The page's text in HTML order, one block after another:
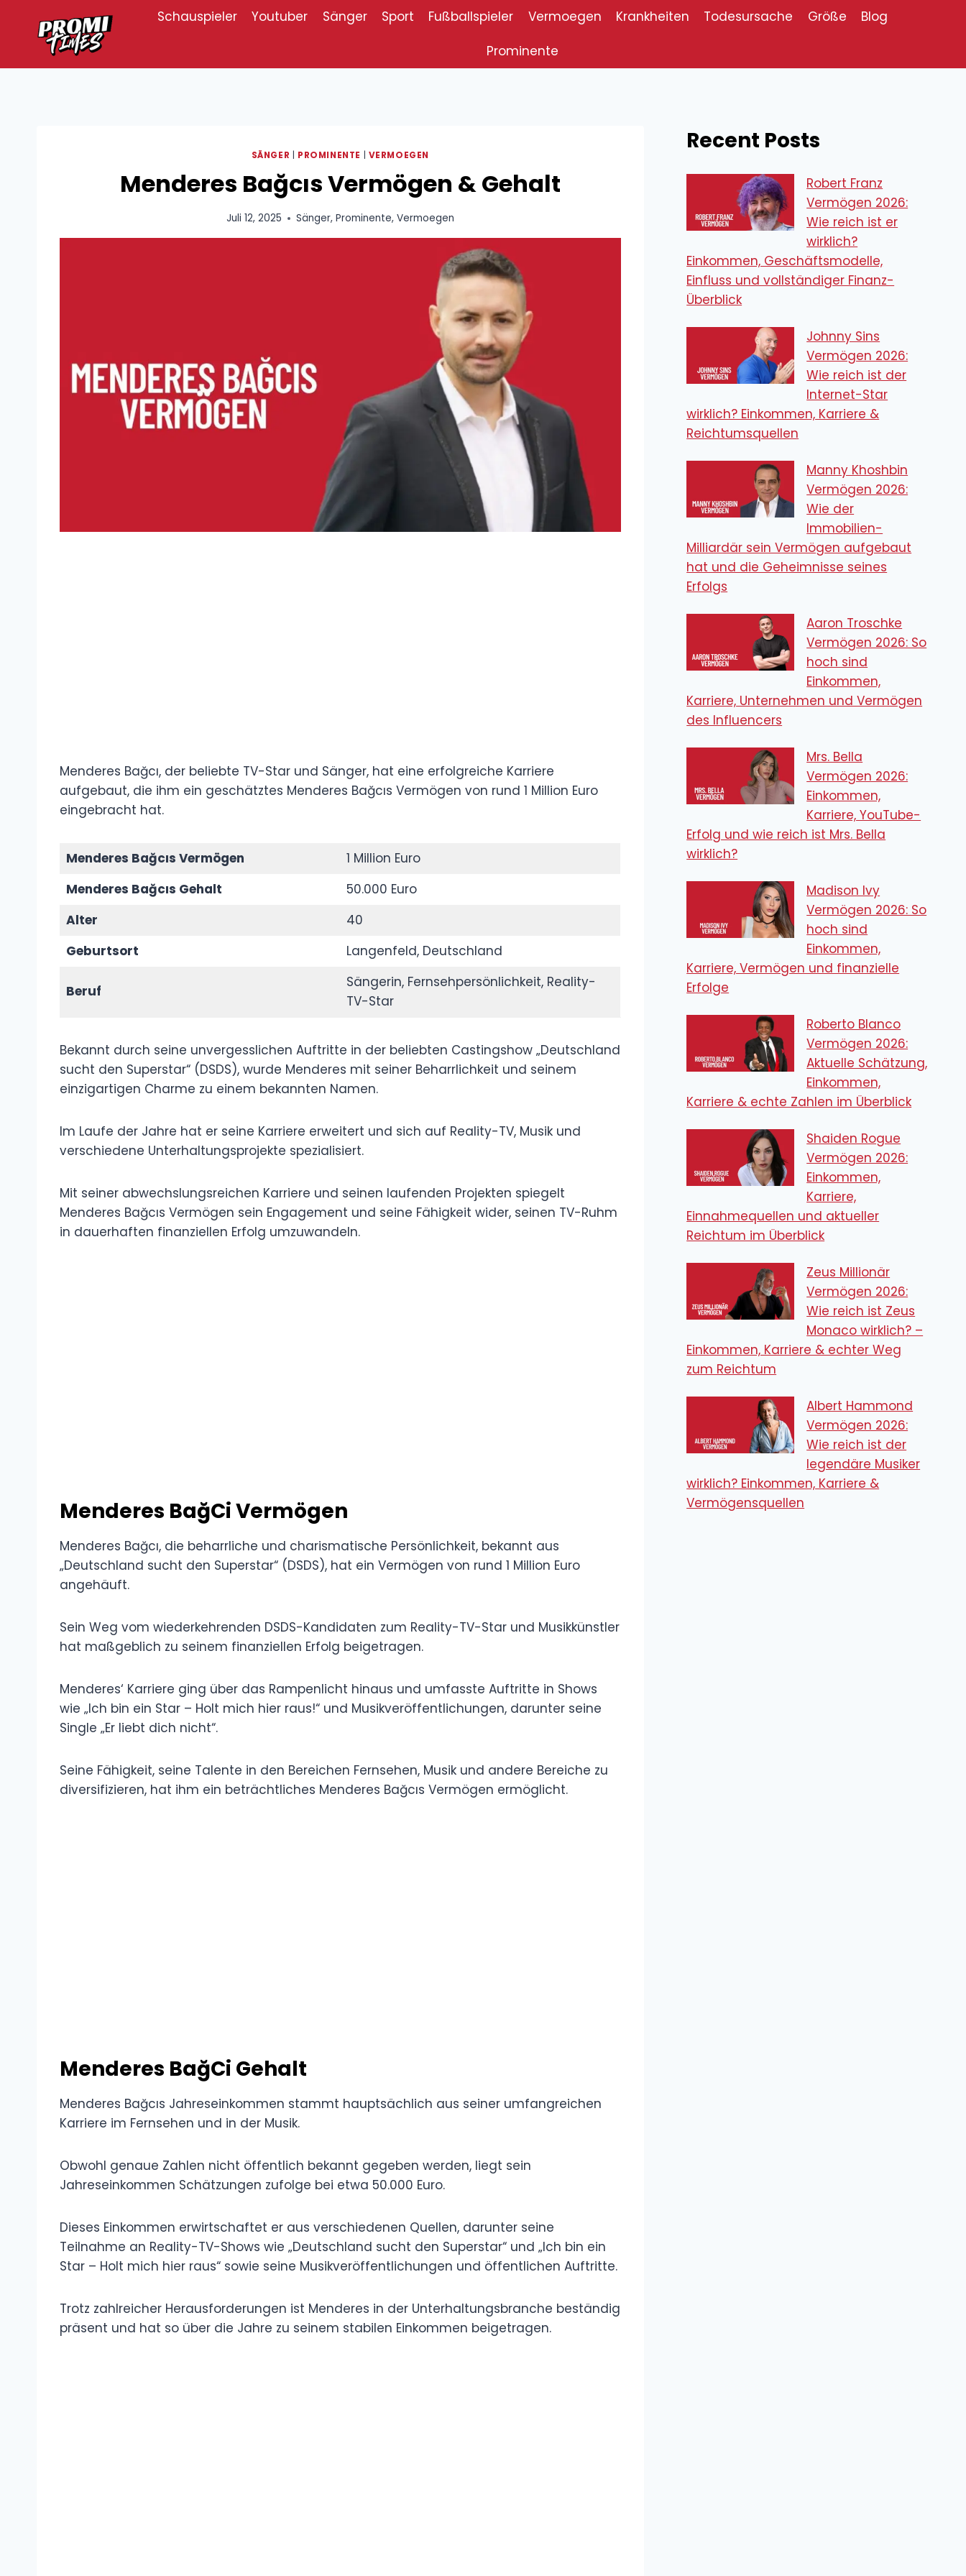
springen
Schauspieler Youtuber Sänger Sport Fußballspieler Vermoegen Krankheiten Todesursache Größe
Blog
Prominente
SÄNGER PROMINENTE VERMOEGEN
Menderes Bağcıs Vermögen & Gehalt
Juli 12, 2025 Sänger, Prominente, Vermoegen
Menderes Bağcı, der beliebte TV-Star und Sänger, hat eine erfolgreiche Karriere
aufgebaut, die ihm ein geschätztes Menderes Bağcıs Vermögen von rund 1 Million Euro
eingebracht hat.
Menderes Bağcıs Vermögen
1 Million Euro
Menderes Bağcıs Gehalt
50.000 Euro
Alter
40
Geburtsort
Langenfeld, Deutschland
Beruf
Sängerin, Fernsehpersönlichkeit, Reality-
TV-Star
Bekannt durch seine unvergesslichen Auftritte in der beliebten Castingshow „Deutschland
sucht den Superstar“ (DSDS), wurde Menderes mit seiner Beharrlichkeit und seinem
einzigartigen Charme zu einem bekannten Namen.
Im Laufe der Jahre hat er seine Karriere erweitert und sich auf Reality-TV, Musik und
verschiedene Unterhaltungsprojekte spezialisiert.
Mit seiner abwechslungsreichen Karriere und seinen laufenden Projekten spiegelt
Menderes Bağcıs Vermögen sein Engagement und seine Fähigkeit wider, seinen TV-Ruhm
in dauerhaften finanziellen Erfolg umzuwandeln.
Menderes BağCi Vermögen
Menderes Bağcı, die beharrliche und charismatische Persönlichkeit, bekannt aus
„Deutschland sucht den Superstar“ (DSDS), hat ein Vermögen von rund 1 Million Euro
angehäuft.
Sein Weg vom wiederkehrenden DSDS-Kandidaten zum Reality-TV-Star und Musikkünstler
hat maßgeblich zu seinem finanziellen Erfolg beigetragen.
Menderes‘ Karriere ging über das Rampenlicht hinaus und umfasste Auftritte in Shows
wie „Ich bin ein Star – Holt mich hier raus!“ und Musikveröffentlichungen, darunter seine
Single „Er liebt dich nicht“.
Seine Fähigkeit, seine Talente in den Bereichen Fernsehen, Musik und andere Bereiche zu
diversifizieren, hat ihm ein beträchtliches Menderes Bağcıs Vermögen ermöglicht.
Menderes BağCi Gehalt
Menderes Bağcıs Jahreseinkommen stammt hauptsächlich aus seiner umfangreichen
Karriere im Fernsehen und in der Musik.
Obwohl genaue Zahlen nicht öffentlich bekannt gegeben werden, liegt sein
Jahreseinkommen Schätzungen zufolge bei etwa 50.000 Euro.
Dieses Einkommen erwirtschaftet er aus verschiedenen Quellen, darunter seine
Teilnahme an Reality-TV-Shows wie „Deutschland sucht den Superstar“ und „Ich bin ein
Star – Holt mich hier raus“ sowie seine Musikveröffentlichungen und öffentlichen Auftritte.
Trotz zahlreicher Herausforderungen ist Menderes in der Unterhaltungsbranche beständig
präsent und hat so über die Jahre zu seinem stabilen Einkommen beigetragen.
Recent Posts
Robert Franz
Vermögen 2026:
Wie reich ist er
wirklich?
Einkommen, Geschäftsmodelle,
Einfluss und vollständiger Finanz-
Überblick
Johnny Sins
Vermögen 2026:
Wie reich ist der
Internet-Star
wirklich? Einkommen, Karriere &
Reichtumsquellen
Manny Khoshbin
Vermögen 2026:
Wie der
Immobilien-
Milliardär sein Vermögen aufgebaut
hat und die Geheimnisse seines
Erfolgs
Aaron Troschke
Vermögen 2026: So
hoch sind
Einkommen,
Karriere, Unternehmen und Vermögen
des Influencers
Mrs. Bella
Vermögen 2026:
Einkommen,
Karriere, YouTube-
Erfolg und wie reich ist Mrs. Bella
wirklich?
Madison Ivy
Vermögen 2026: So
hoch sind
Einkommen,
Karriere, Vermögen und finanzielle
Erfolge
Roberto Blanco
Vermögen 2026:
Aktuelle Schätzung,
Einkommen,
Karriere & echte Zahlen im Überblick
Shaiden Rogue
Vermögen 2026:
Einkommen,
Karriere,
Einnahmequellen und aktueller
Reichtum im Überblick
Zeus Millionär
Vermögen 2026:
Wie reich ist Zeus
Monaco wirklich? –
Einkommen, Karriere & echter Weg
zum Reichtum
Albert Hammond
Vermögen 2026:
Wie reich ist der
legendäre Musiker
wirklich? Einkommen, Karriere &
Vermögensquellen